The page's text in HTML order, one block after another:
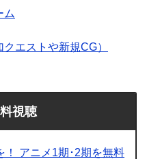
ム
エストや新規CG）
視聴
！ アニメ1期･2期を無料